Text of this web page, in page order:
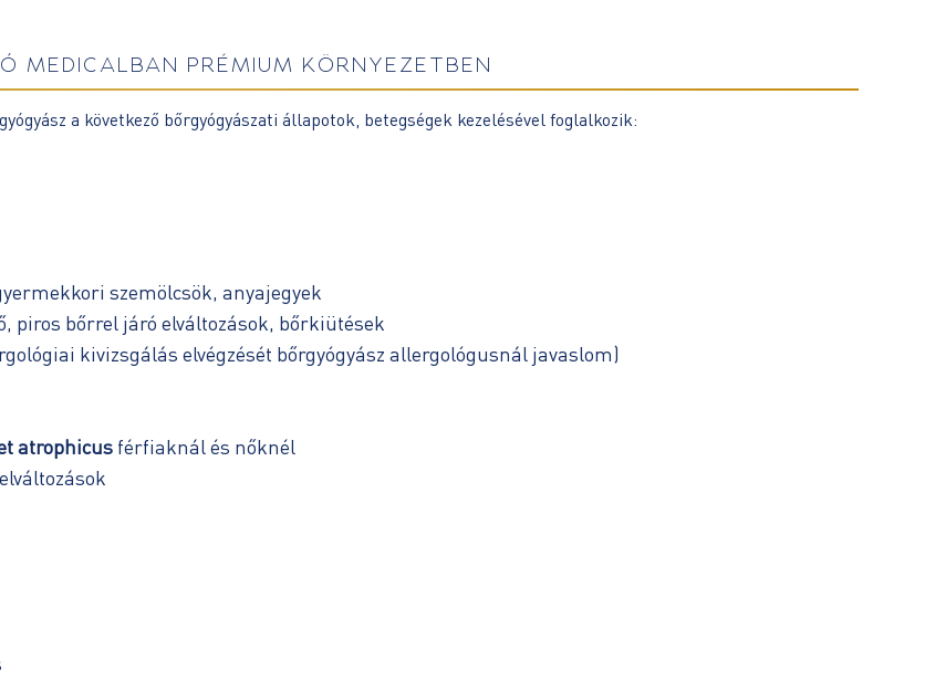
MEDICALBAN PRÉMIUM KÖRNYEZETBEN
a következő bőrgyógyászati állapotok, betegségek kezelésével foglalkozik:
szemölcsök, anyajegyek
piros bőrrel járó elváltozások, bőrkiütések
kivizsgálás elvégzését bőrgyógyász allergológusnál javaslom)
atrophicus férfiaknál és nőknél